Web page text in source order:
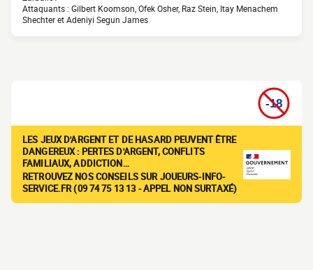
Attaquants : Gilbert Koomson, Ofek Osher, Raz Stein, Itay Menachem
Shechter et Adeniyi Segun James
LES JEUX D'ARGENT ET DE HASARD PEUVENT ÊTRE
DANGEREUX : PERTES D'ARGENT, CONFLITS
FAMILIAUX, ADDICTION…
RETROUVEZ NOS CONSEILS SUR JOUEURS-INFO-
SERVICE.FR (09 74 75 13 13 - APPEL NON SURTAXÉ)